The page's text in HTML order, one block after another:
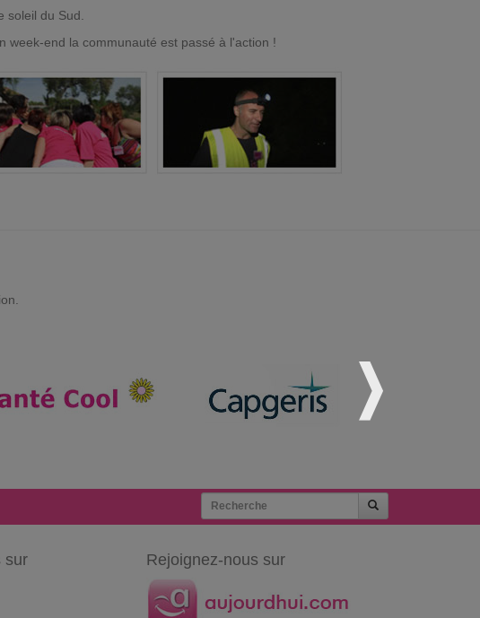
soleil du Sud.
week-end la communauté est passé à l'action !
sur Rejoignez-nous sur